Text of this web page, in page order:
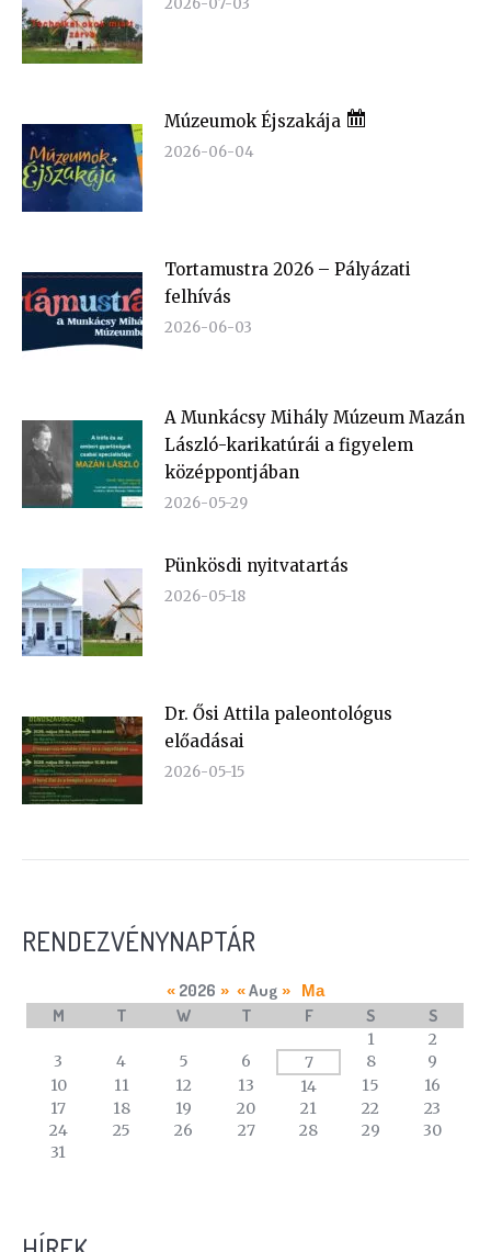
2026-07-03
Múzeumok Éjszakája
2026-06-04
Tortamustra 2026 – Pályázati
felhívás
2026-06-03
A Munkácsy Mihály Múzeum Mazán
László-karikatúrái a figyelem
középpontjában
2026-05-29
Pünkösdi nyitvatartás
2026-05-18
Dr. Ősi Attila paleontológus
előadásai
2026-05-15
RENDEZVÉNYNAPTÁR
calendar
events
« 2026 » « Aug » Ma
M T W T F S S
1
2
3
4 5 6 7 8
9
10
11 12 13 14 15
16
17
18 19 20 21 22
23
24
25 26 27 28 29
30
31